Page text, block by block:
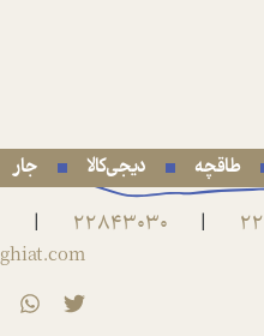
طاقچه دیجی‌کالا جار
|
22843030
|